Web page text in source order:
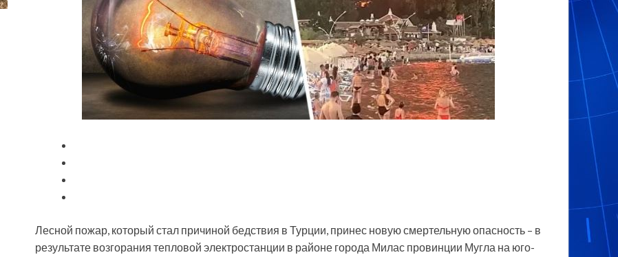
Лесной пожар, который стал причиной бедствия в Турции, принес новую смертельную опасность – в
результате возгорания тепловой электростанции в районе города Милас провинции Мугла на юго-